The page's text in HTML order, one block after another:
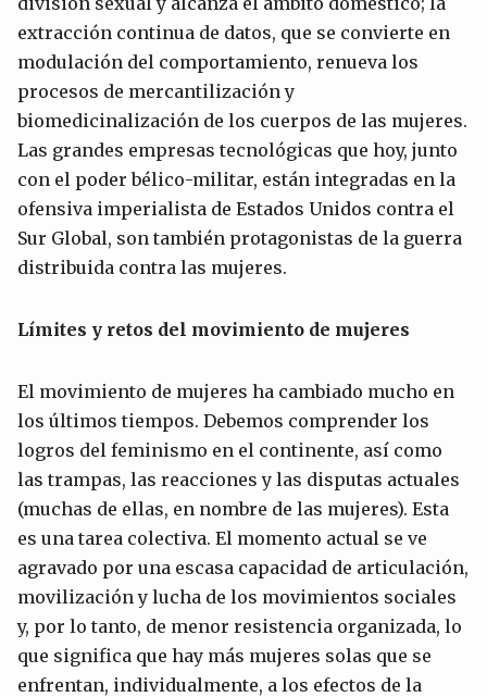
extracción continua de datos, que se convierte en
modulación del comportamiento, renueva los
procesos de mercantilización y
biomedicinalización de los cuerpos de las mujeres.
Las grandes empresas tecnológicas que hoy, junto
con el poder bélico-militar, están integradas en la
ofensiva imperialista de Estados Unidos contra el
Sur Global, son también protagonistas de la guerra
distribuida contra las mujeres.
Límites y retos del movimiento de mujeres
El movimiento de mujeres ha cambiado mucho en
los últimos tiempos. Debemos comprender los
logros del feminismo en el continente, así como
las trampas, las reacciones y las disputas actuales
(muchas de ellas, en nombre de las mujeres). Esta
es una tarea colectiva. El momento actual se ve
agravado por una escasa capacidad de articulación,
movilización y lucha de los movimientos sociales
y, por lo tanto, de menor resistencia organizada, lo
que significa que hay más mujeres solas que se
enfrentan, individualmente, a los efectos de la